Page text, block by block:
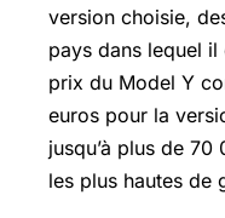
version choisie,
pays dans lequel il
prix du Model Y
euros pour la
jusqu’à plus de
les plus hautes de